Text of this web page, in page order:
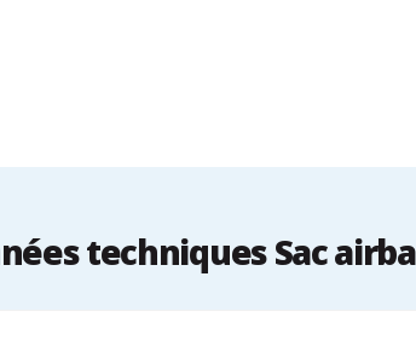
techniques Sac